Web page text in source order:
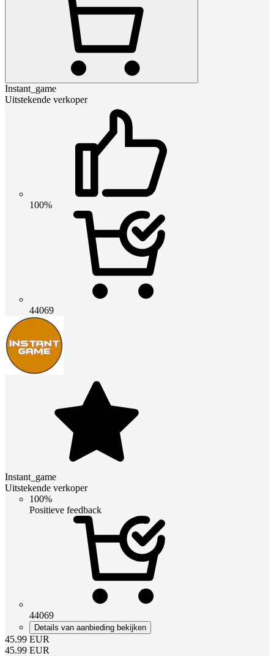
Instant_game
Uitstekende verkoper
100%
44069
Instant_game
Uitstekende verkoper
100%
Positieve feedback
44069
Details van aanbieding bekijken
45.99 EUR
45.99 EUR